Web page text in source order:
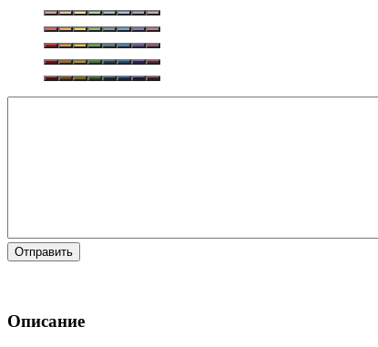
Отправить
Описание